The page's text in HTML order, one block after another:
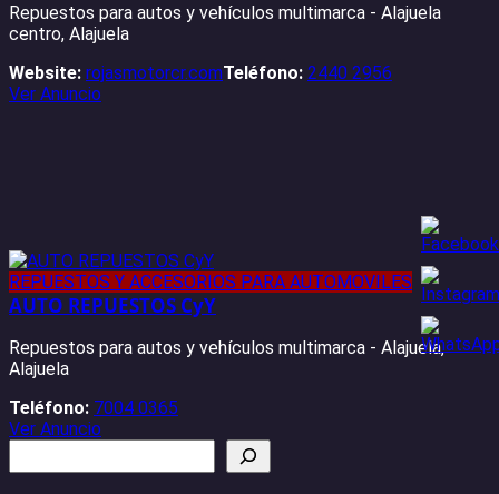
Repuestos para autos y vehículos multimarca - Alajuela
centro, Alajuela
Website: rojasmotorcr.comTeléfono: 2440 2956
Ver Anuncio
REPUESTOS Y ACCESORIOS PARA AUTOMOVILES
AUTO REPUESTOS CyY
Repuestos para autos y vehículos multimarca - Alajuela,
Alajuela
Teléfono: 7004 0365
Ver Anuncio